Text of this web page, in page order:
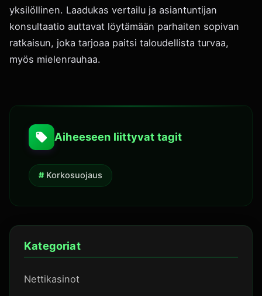
yksilöllinen. Laadukas vertailu ja asiantuntijan
konsultaatio auttavat löytämään parhaiten sopivan
ratkaisun, joka tarjoaa paitsi taloudellista turvaa,
myös mielenrauhaa.
Aiheeseen liittyvat tagit
Korkosuojaus
Kategoriat
Nettikasinot